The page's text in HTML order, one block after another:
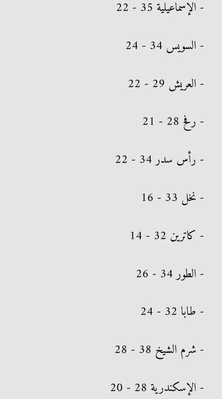
- الإسماعيلية 35 - 22
- السويس 34 - 24
- العريش 29 - 22
- رفح 28 - 21
- رأس سدر 34 - 22
- نخل 33 - 16
- كاترين 32 - 14
- الطور 34 - 26
- طابا 32 - 24
- شرم الشيخ 38 - 28
- الإسكندرية 28 - 20